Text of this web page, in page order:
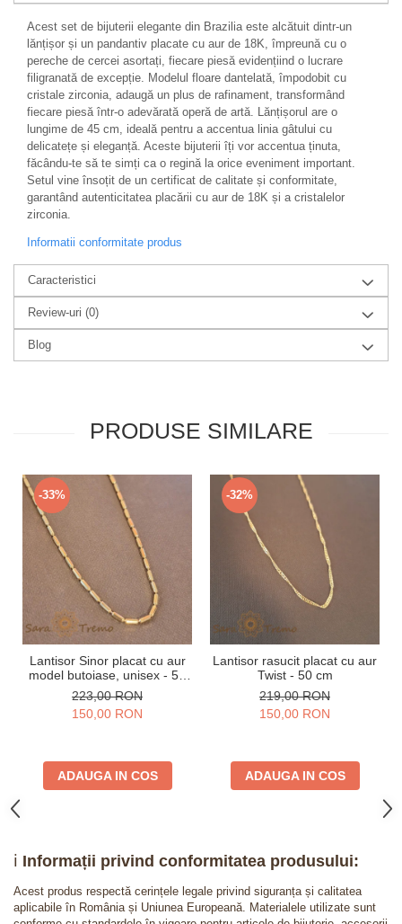
Acest set de bijuterii elegante din Brazilia este alcătuit dintr-un
lănțișor și un pandantiv placate cu aur de 18K, împreună cu o
pereche de cercei asortați, fiecare piesă evidențiind o lucrare
filigranată de excepție. Modelul floare dantelată, împodobit cu
cristale zirconia, adaugă un plus de rafinament, transformând
fiecare piesă într-o adevărată operă de artă. Lănțișorul are o
lungime de 45 cm, ideală pentru a accentua linia gâtului cu
delicatețe și eleganță. Aceste bijuterii îți vor accentua ținuta,
făcându-te să te simți ca o regină la orice eveniment important.
Setul vine însoțit de un certificat de calitate și conformitate,
garantând autenticitatea placării cu aur de 18K și a cristalelor
zirconia.
Informatii conformitate produs
Caracteristici
Review-uri (0)
Blog
PRODUSE SIMILARE
-33%
Lantisor Sinor placat cu aur
model butoiase, unisex - 50
cm
223,00 RON
150,00 RON
ADAUGA IN COS
-32%
Lantisor rasucit placat cu aur
Twist - 50 cm
219,00 RON
150,00 RON
ADAUGA IN COS
ℹ️ Informații privind conformitatea produsului:
Acest produs respectă cerințele legale privind siguranța și calitatea
aplicabile în România și Uniunea Europeană. Materialele utilizate sunt